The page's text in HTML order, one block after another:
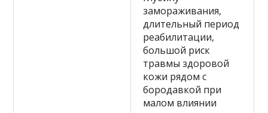
замораживания,
длительный период
реабилитации,
большой риск
травмы здоровой
кожи рядом с
бородавкой при
малом влиянии